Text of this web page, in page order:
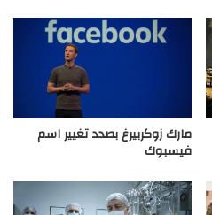
مارك زوكربيرغ بصدد تغيير اسم
فيسبوك